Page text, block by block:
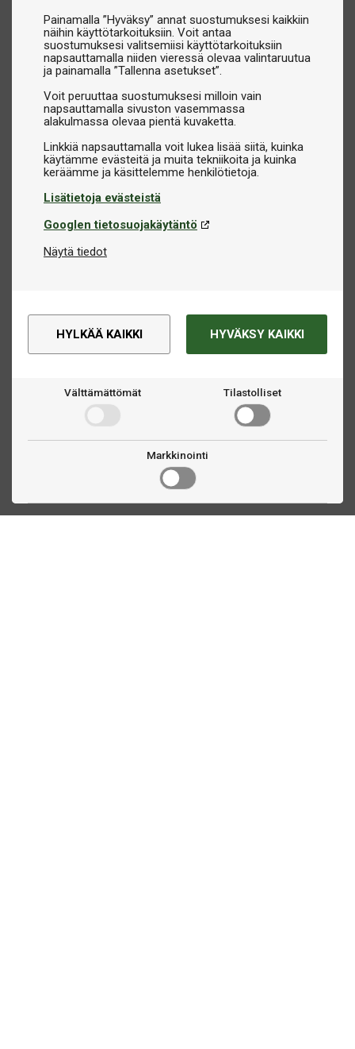
Painamalla ”Hyväksy” annat suostumuksesi kaikkiin
näihin käyttötarkoituksiin. Voit antaa
suostumuksesi valitsemiisi käyttötarkoituksiin
napsauttamalla niiden vieressä olevaa valintaruutua
ja painamalla ”Tallenna asetukset”.
Voit peruuttaa suostumuksesi milloin vain
napsauttamalla sivuston vasemmassa
alakulmassa olevaa pientä kuvaketta.
Linkkiä napsauttamalla voit lukea lisää siitä, kuinka
käytämme evästeitä ja muita tekniikoita ja kuinka
Lisätietoja evästeistä
Googlen tietosuojakäytäntö
Näytä tiedot
HYLKÄÄ KAIKKI HYVÄKSY KAIKKI
Välttämättömät Tilastolliset
Markkinointi